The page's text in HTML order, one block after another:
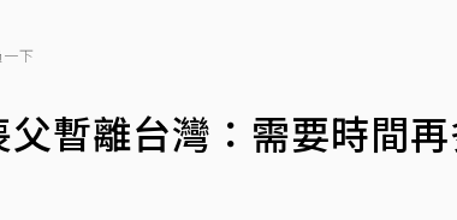
下
暫離台灣：需要時間